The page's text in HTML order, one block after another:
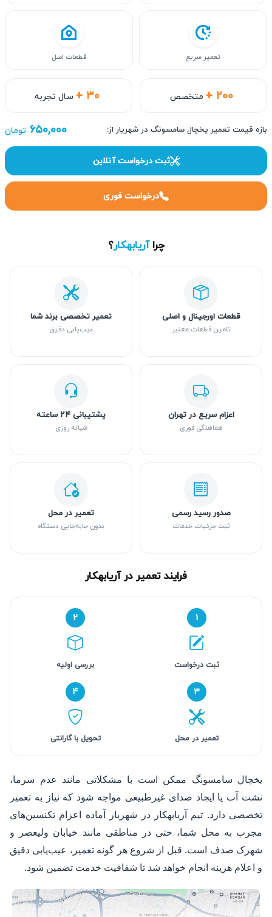
+ ۲۰۰ متخصص + ۳۰ سال تجربه
تعمیر سریع قطعات اصل
بازه قیمت تعمیر یخچال سامسونگ در شهریار از: ۶۵۰,۰۰۰ تومان
ثبت درخواست آنلاین
درخواست فوری
چراآریابهکار؟
قطعات اورجینال و اصلی
تامین قطعات معتبر
تعمیر تخصصی برند شما
عیب‌یابی دقیق
اعزام سریع در تهران
هماهنگی فوری
پشتیبانی ۲۴ ساعته
شبانه روزی
صدور رسید رسمی
ثبت جزئیات خدمات
تعمیر در محل
بدون جابه‌جایی دستگاه
فرایند تعمیر در آریابهکار
۱
ثبت درخواست
۲
بررسی اولیه
۳
تعمیر در محل
۴
تحویل با گارانتی
یخچال سامسونگ ممکن است با مشکلاتی مانند عدم سرما،
نشت آب یا ایجاد صدای غیرطبیعی مواجه شود که نیاز به تعمیر
تخصصی دارد. تیم آریابهکار در شهریار آماده اعزام تکنسین‌های
مجرب به محل شما، حتی در مناطقی مانند خیابان ولیعصر و
شهرک صدف است. قبل از شروع هر گونه تعمیر، عیب‌یابی دقیق
و اعلام هزینه انجام خواهد شد تا شفافیت خدمت تضمین شود.